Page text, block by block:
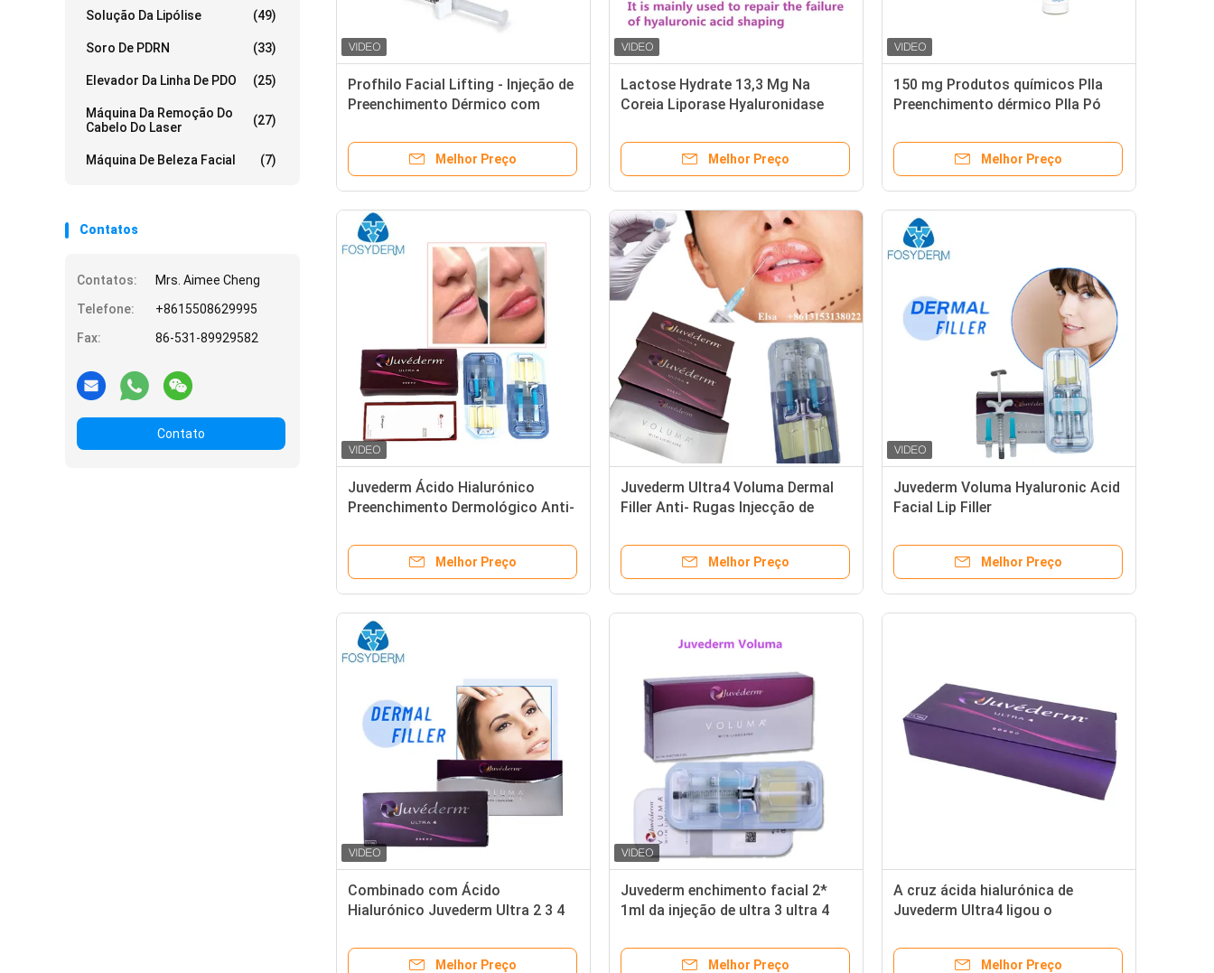
Solução Da Lipólise (49)
Soro De PDRN (33)
Elevador Da Linha De PDO (25)
Máquina Da Remoção Do
Cabelo Do Laser
(27)
Máquina De Beleza Facial (7)
Contatos
Contatos:
Mrs. Aimee Cheng
Telefone:
+8615508629995
Fax:
86-531-89929582
Contato
Profhilo Facial Lifting - Injeção de
Preenchimento Dérmico com
Concentração para Suavização e
Melhor Preço
Lactose Hydrate 13,3 Mg Na
Coreia Liporase Hyaluronidase
Enchimentos Cérmicos
Melhor Preço
150 mg Produtos químicos Plla
Preenchimento dérmico Plla Pó
Melhor Preço
Juvederm Ácido Hialurónico
Preenchimento Dermológico Anti-
Melhor Preço
Juvederm Ultra4 Voluma Dermal
Filler Anti- Rugas Injecção de
Melhor Preço
Juvederm Voluma Hyaluronic Acid
Facial Lip Filler
Melhor Preço
Combinado com Ácido
Hialurónico Juvederm Ultra 2 3 4
Melhor Preço
Juvederm enchimento facial 2*
1ml da injeção de ultra 3 ultra 4
Melhor Preço
A cruz ácida hialurónica de
Juvederm Ultra4 ligou o
Melhor Preço